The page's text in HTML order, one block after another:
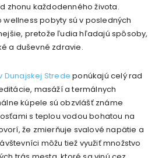
zhonu každodenného života.
pobyty sú v posledných
pretože ľudia hľadajú spôsoby,
a duševné zdravie.
Dunajskej Strede ponúkajú celý rad
masáží a termálnych
kúpele sú obzvlášť známe
s teplou vodou bohatou na
že zmierňuje svalové napätie a
môžu tiež využiť množstvo